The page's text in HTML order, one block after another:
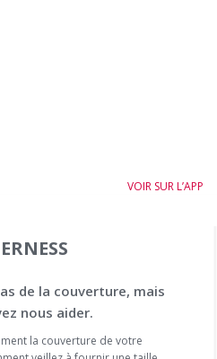
VOIR SUR L’APP
de la couverture, mais
nous aider.
la couverture de votre